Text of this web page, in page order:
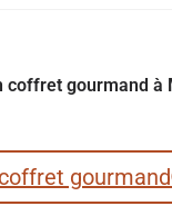
gourmand à
gourmand